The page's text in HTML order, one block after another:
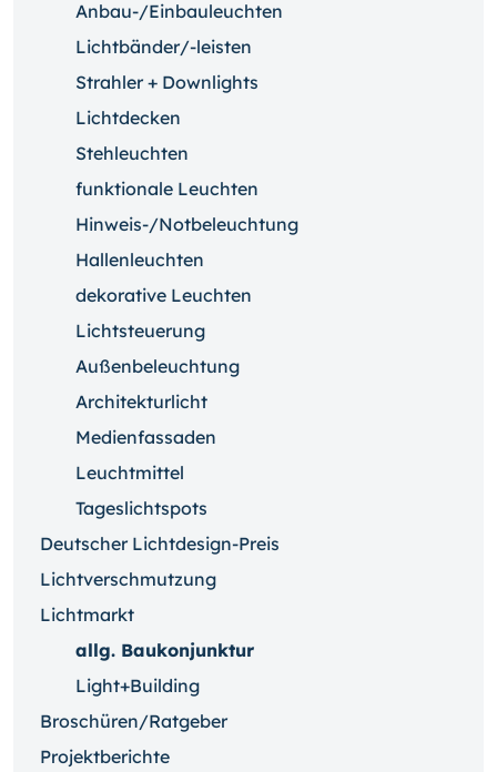
Anbau-/Einbauleuchten
Lichtbänder/-leisten
Strahler + Downlights
Lichtdecken
Stehleuchten
funktionale Leuchten
Hinweis-/Notbeleuchtung
Hallenleuchten
dekorative Leuchten
Lichtsteuerung
Außenbeleuchtung
Architekturlicht
Medienfassaden
Leuchtmittel
Tageslichtspots
Deutscher Lichtdesign-Preis
Lichtverschmutzung
Lichtmarkt
allg. Baukonjunktur
Light+Building
Broschüren/Ratgeber
Projektberichte